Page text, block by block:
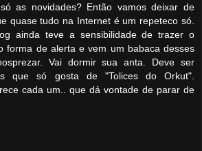
as novidades? Então vamos deixar de
quase tudo na Internet é um repeteco só.
ainda teve a sensibilidade de trazer o
forma de alerta e vem um babaca desses
Vai dormir sua anta. Deve ser
que só gosta de "Tolices do Orkut".
cada um.. que dá vontade de parar de